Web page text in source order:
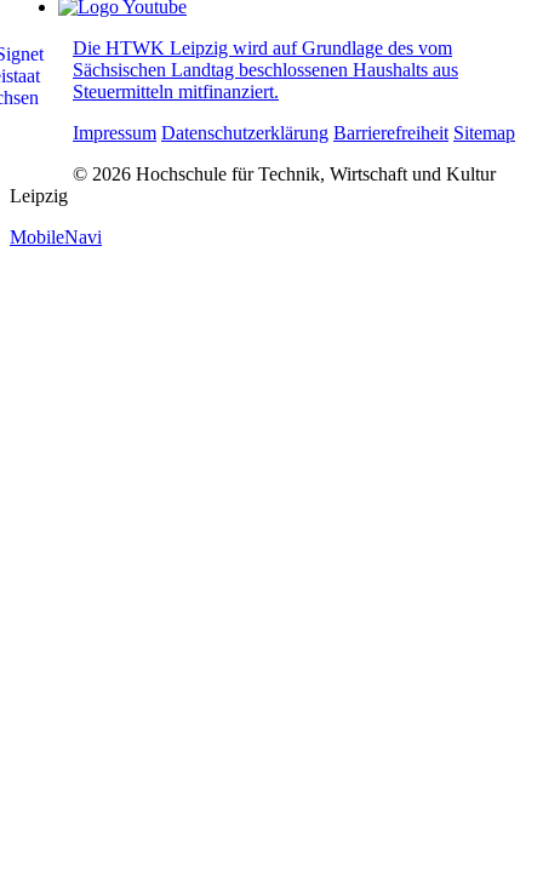
Die HTWK Leipzig wird auf Grundlage des vom
Sächsischen Landtag beschlossenen Haushalts aus
Steuermitteln mitfinanziert.
Impressum Datenschutzerklärung Barrierefreiheit Sitemap
© 2026 Hochschule für Technik, Wirtschaft und Kultur
Leipzig
MobileNavi